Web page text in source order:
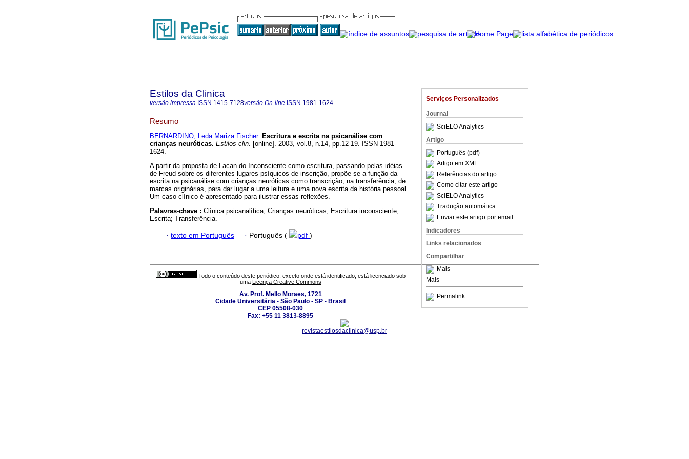
Serviços Personalizados
Journal
SciELO Analytics
Artigo
Português (pdf)
Artigo em XML
Referências do artigo
Como citar este artigo
SciELO Analytics
Tradução automática
Enviar este artigo por email
Indicadores
Links relacionados
Compartilhar
Mais
Mais
Permalink
Estilos da Clinica
versão impressa ISSN 1415-7128versão On-line ISSN 1981-1624
Resumo
BERNARDINO, Leda Mariza Fischer. Escritura e escrita na psicanálise com
crianças neuróticas. Estilos clin. [online]. 2003, vol.8, n.14, pp.12-19. ISSN 1981-
1624.
A partir da proposta de Lacan do Inconsciente como escritura, passando pelas idéias
de Freud sobre os diferentes lugares psíquicos de inscrição, propõe-se a função da
escrita na psicanálise com crianças neuróticas como transcrição, na transferência, de
marcas originárias, para dar lugar a uma leitura e uma nova escrita da história pessoal.
Um caso clínico é apresentado para ilustrar essas reflexões.
Palavras-chave : Clínica psicanalítica; Crianças neuróticas; Escritura inconsciente;
Escrita; Transferência.
· texto em Português · Português ( pdf )
Todo o conteúdo deste periódico, exceto onde está identificado, está licenciado sob
uma Licença Creative Commons
Av. Prof. Mello Moraes, 1721
Cidade Universitária - São Paulo - SP - Brasil
CEP 05508-030
Fax: +55 11 3813-8895
revistaestilosdaclinica@usp.br